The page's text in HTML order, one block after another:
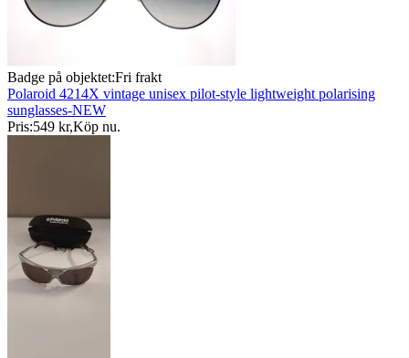
Badge på objektet:Fri frakt
Polaroid 4214X vintage unisex pilot-style lightweight polarising
sunglasses-NEW
Pris:549 kr,Köp nu.